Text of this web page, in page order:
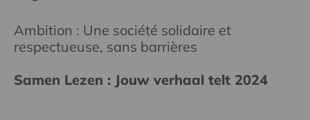
Ambition : Une société solidaire et
respectueuse, sans barrières
Samen Lezen : Jouw verhaal telt 2024